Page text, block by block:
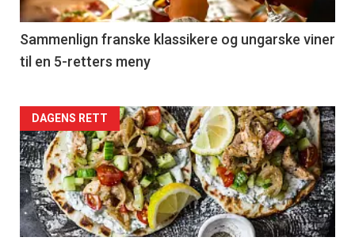
-
5
Sammenlign franske klassikere og ungarske viner
til en 5-retters meny
Forsiden
akkurat
nå
-
DAGENS RETT